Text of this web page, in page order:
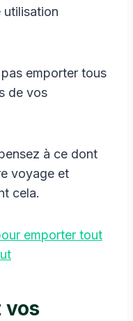
utilisation
emporter tous
de vos
à ce dont
voyage et
cela.
vos